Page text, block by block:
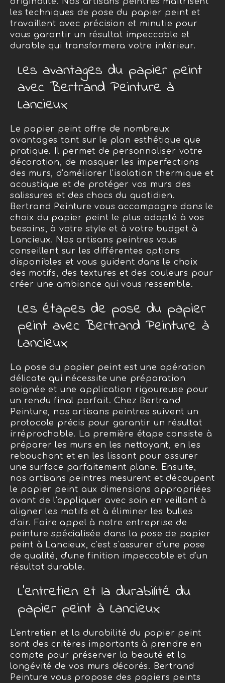
les techniques de pose du papier peint et
travaillent avec précision et minutie pour
vous garantir un résultat impeccable et
durable qui transformera votre intérieur.
Les avantages du papier peint
avec Bertrand Peinture à
Lancieux
Le papier peint offre de nombreux
avantages tant sur le plan esthétique que
pratique. Il permet de personnaliser votre
décoration, de masquer les imperfections
des murs, d'améliorer l'isolation thermique et
acoustique et de protéger vos murs des
salissures et des chocs du quotidien.
Bertrand Peinture vous accompagne dans le
choix du papier peint le plus adapté à vos
besoins, à votre style et à votre budget à
Lancieux. Nos artisans peintres vous
conseillent sur les différentes options
disponibles et vous guident dans le choix
des motifs, des textures et des couleurs pour
créer une ambiance qui vous ressemble.
Les étapes de pose du papier
peint avec Bertrand Peinture à
Lancieux
La pose du papier peint est une opération
délicate qui nécessite une préparation
soignée et une application rigoureuse pour
un rendu final parfait. Chez Bertrand
Peinture, nos artisans peintres suivent un
protocole précis pour garantir un résultat
irréprochable. La première étape consiste à
préparer les murs en les nettoyant, en les
rebouchant et en les lissant pour assurer
une surface parfaitement plane. Ensuite,
nos artisans peintres mesurent et découpent
le papier peint aux dimensions appropriées
avant de l'appliquer avec soin en veillant à
aligner les motifs et à éliminer les bulles
d'air. Faire appel à notre entreprise de
peinture spécialisée dans la pose de papier
peint à Lancieux, c'est s'assurer d'une pose
de qualité, d'une finition impeccable et d'un
résultat durable.
L'entretien et la durabilité du
papier peint à Lancieux
L'entretien et la durabilité du papier peint
sont des critères importants à prendre en
compte pour préserver la beauté et la
longévité de vos murs décorés. Bertrand
Peinture vous propose des papiers peints